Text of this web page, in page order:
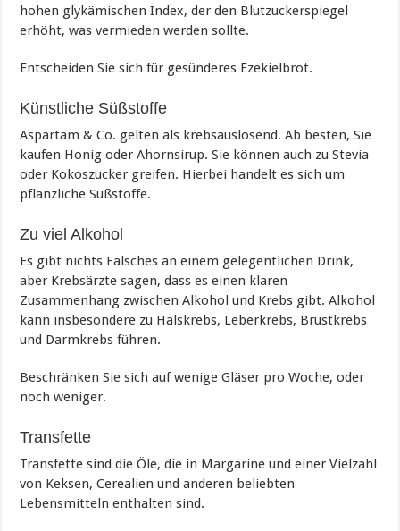
hohen glykämischen Index, der den Blutzuckerspiegel
erhöht, was vermieden werden sollte.
Entscheiden Sie sich für gesünderes Ezekielbrot.
Künstliche Süßstoffe
Aspartam & Co. gelten als krebsauslösend. Ab besten, Sie
kaufen Honig oder Ahornsirup. Sie können auch zu Stevia
oder Kokoszucker greifen. Hierbei handelt es sich um
pflanzliche Süßstoffe.
Zu viel Alkohol
Es gibt nichts Falsches an einem gelegentlichen Drink,
aber Krebsärzte sagen, dass es einen klaren
Zusammenhang zwischen Alkohol und Krebs gibt. Alkohol
kann insbesondere zu Halskrebs, Leberkrebs, Brustkrebs
und Darmkrebs führen.
Beschränken Sie sich auf wenige Gläser pro Woche, oder
noch weniger.
Transfette
Transfette sind die Öle, die in Margarine und einer Vielzahl
von Keksen, Cerealien und anderen beliebten
Lebensmitteln enthalten sind.